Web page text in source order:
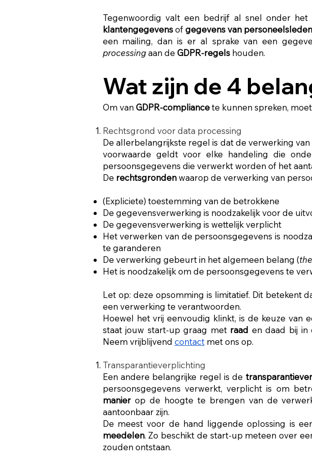
Tegenwoordig valt een bedrijf al snel onder het
klantengegevensofgegevens van personeelsleden
een mailing, dan is er al sprake van een
processingaan de GDPR-regelshouden.
Wat zijn de 4
Om van GDPR-compliancete kunnen spreken,
Rechtsgrond voor data processing
De allerbelangrijkste regel is dat de verwerking
voorwaarde geldt voor elke handeling die
persoonsgegevens die verwerkt worden of het
De rechtsgrondenwaarop de verwerking van
(Expliciete) toestemming van de betrokkene
De gegevensverwerking is noodzakelijk voor de
De gegevensverwerking is wettelijk verplicht
Het verwerken van de persoonsgegevens is
te garanderen
De verwerking gebeurt in het algemeen belang (
Het is noodzakelijk om de persoonsgegevens te
Let op: deze opsomming is limitatief. Dit betekent
een verwerking te verantwoorden.
Hoewel het vrij eenvoudig klinkt, is de keuze van
staat jouw start-up graag metraad en daad bij in
Neem vrijblijvend contactmet ons op.
Transparantieverplichting
Een andere belangrijke regel is de
persoonsgegevens verwerkt, verplicht is om
manier op de hoogte te brengen van de
aantoonbaar zijn.
De meest voor de hand liggende oplossing is
meedelen. Zo beschikt de start-up meteen over
zouden ontstaan.